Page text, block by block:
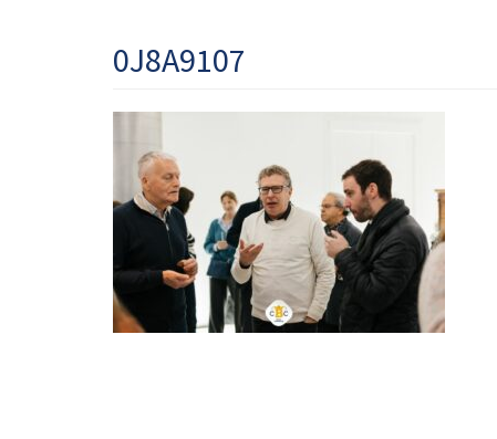
0J8A9107